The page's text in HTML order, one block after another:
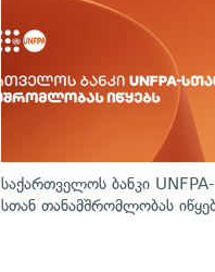
საქართველოს ბანკი UNFPA-
სთან თანამშრომლობას